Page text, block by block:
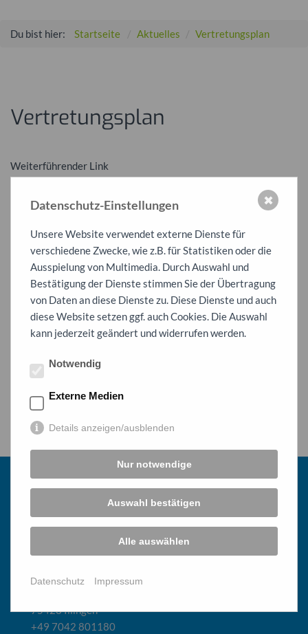
Du bist hier: Startseite Aktuelles Vertretungsplan
Vertretungsplan
Weiterführender Link
(wird in einem neuen Browser-Fenster geöffnet)
GMS Illingen-Maulbronn
Schule am Stromberg
75428 Illingen
+49 7042 801180
Datenschutz-Einstellungen
Unsere Website verwendet externe Dienste für
verschiedene Zwecke, wie z.B. für Statistiken oder die
Ausspielung von Multimedia. Durch Auswahl und
Bestätigung der Dienste stimmen Sie der Übertragung
von Daten an diese Dienste zu. Diese Dienste und auch
diese Website setzen ggf. auch Cookies. Die Auswahl
kann jederzeit geändert und widerrufen werden.
Notwendig
Externe Medien
Details anzeigen/ausblenden
Nur notwendige
Auswahl bestätigen
Alle auswählen
Datenschutz Impressum
✖